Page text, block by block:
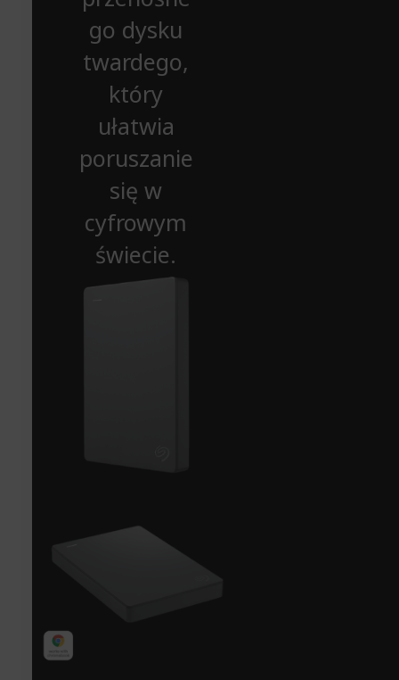
go dysku
twardego,
który
ułatwia
poruszanie
się w
cyfrowym
świecie.